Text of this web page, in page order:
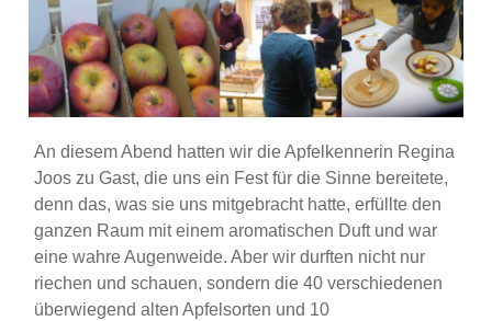
An diesem Abend hatten wir die Apfelkennerin Regina
Joos zu Gast, die uns ein Fest für die Sinne bereitete,
denn das, was sie uns mitgebracht hatte, erfüllte den
ganzen Raum mit einem aromatischen Duft und war
eine wahre Augenweide. Aber wir durften nicht nur
riechen und schauen, sondern die 40 verschiedenen
überwiegend alten Apfelsorten und 10